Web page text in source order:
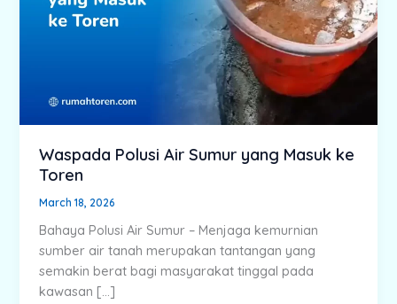
Waspada Polusi Air Sumur yang Masuk ke
Toren
March 18, 2026
Bahaya Polusi Air Sumur – Menjaga kemurnian
sumber air tanah merupakan tantangan yang
semakin berat bagi masyarakat tinggal pada
kawasan […]